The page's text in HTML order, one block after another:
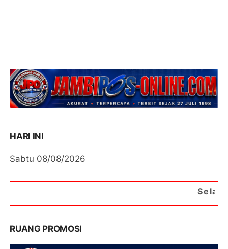
HARI INI
Sabtu 08/08/2026
Selamat Datang di
RUANG PROMOSI